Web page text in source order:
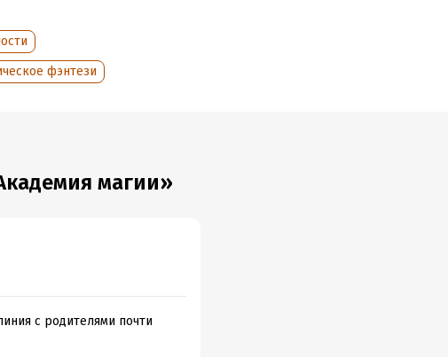
фэнтези
магии»
с родителями почти